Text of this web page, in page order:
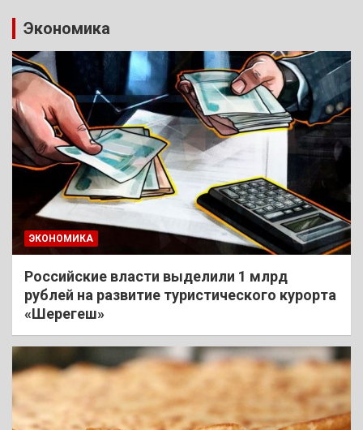
Экономика
ЭКОНОМИКА
Российские власти выделили 1 млрд
рублей на развитие туристического курорта
«Шерегеш»